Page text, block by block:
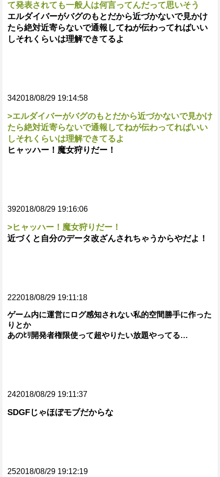
て発表されても一般人は何言ってんだって思いそう
エルダイバーがバグのもとだから近づかないで見かけ
たら絶対近寄らないで通報してねが伝わってればいい
しそれくらいは理解できてるよ
342018/08/29 19:14:58
>エルダイバーがバグのもとだから近づかないで見かけ
たら絶対近寄らないで通報してねが伝わってればいい
しそれくらいは理解できてるよ
ヒャッハー！魔女狩りだー！
392018/08/29 19:16:06
>ヒャッハー！魔女狩りだー！
近づくと自分のデータ改ざんされちゃうからやだよ！
222018/08/29 19:11:18
ゲーム内に運営にログ感知されない私的空間勝手に作った
りとか
あのﾋﾘ開発者権限使って超やりたい放題やってる…
242018/08/29 19:11:37
SDGFじゃほぼモブだからな
252018/08/29 19:12:19